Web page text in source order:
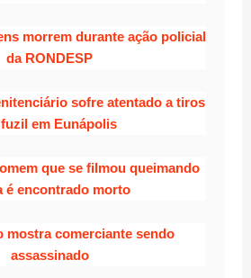
morrem durante ação policial
da RONDESP
sofre atentado a tiros
em Eunápolis
que se filmou queimando
é encontrado morto
mostra comerciante sendo
assassinado